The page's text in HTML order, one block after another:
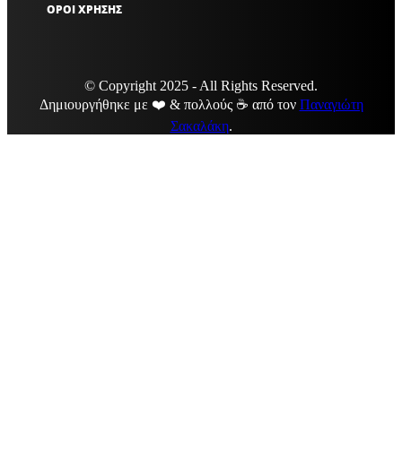
ΟΡΟΙ ΧΡΗΣΗΣ
© Copyright 2025 - All Rights Reserved.
Δημιουργήθηκε με ❤️ & πολλούς ☕ από τον Παναγιώτη
Σακαλάκη.